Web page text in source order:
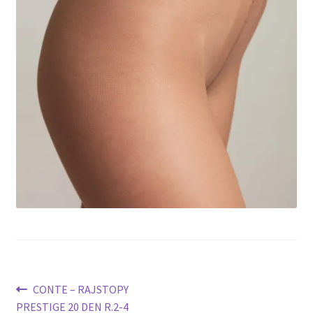
Nawigacja
wpisu
Poprzedni
wpis:
CONTE – RAJSTOPY
PRESTIGE 20 DEN R.2-4